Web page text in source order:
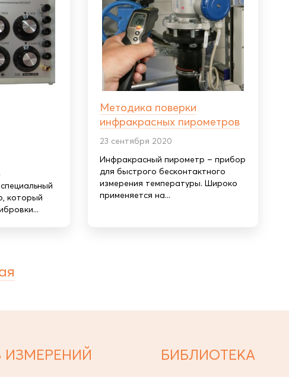
который
Методика поверки
инфракрасных пирометров
23 сентября 2020
Инфракрасный пирометр – прибор
для быстрого бесконтактного
измерения температуры. Широко
применяется на...
БИБЛИОТЕКА